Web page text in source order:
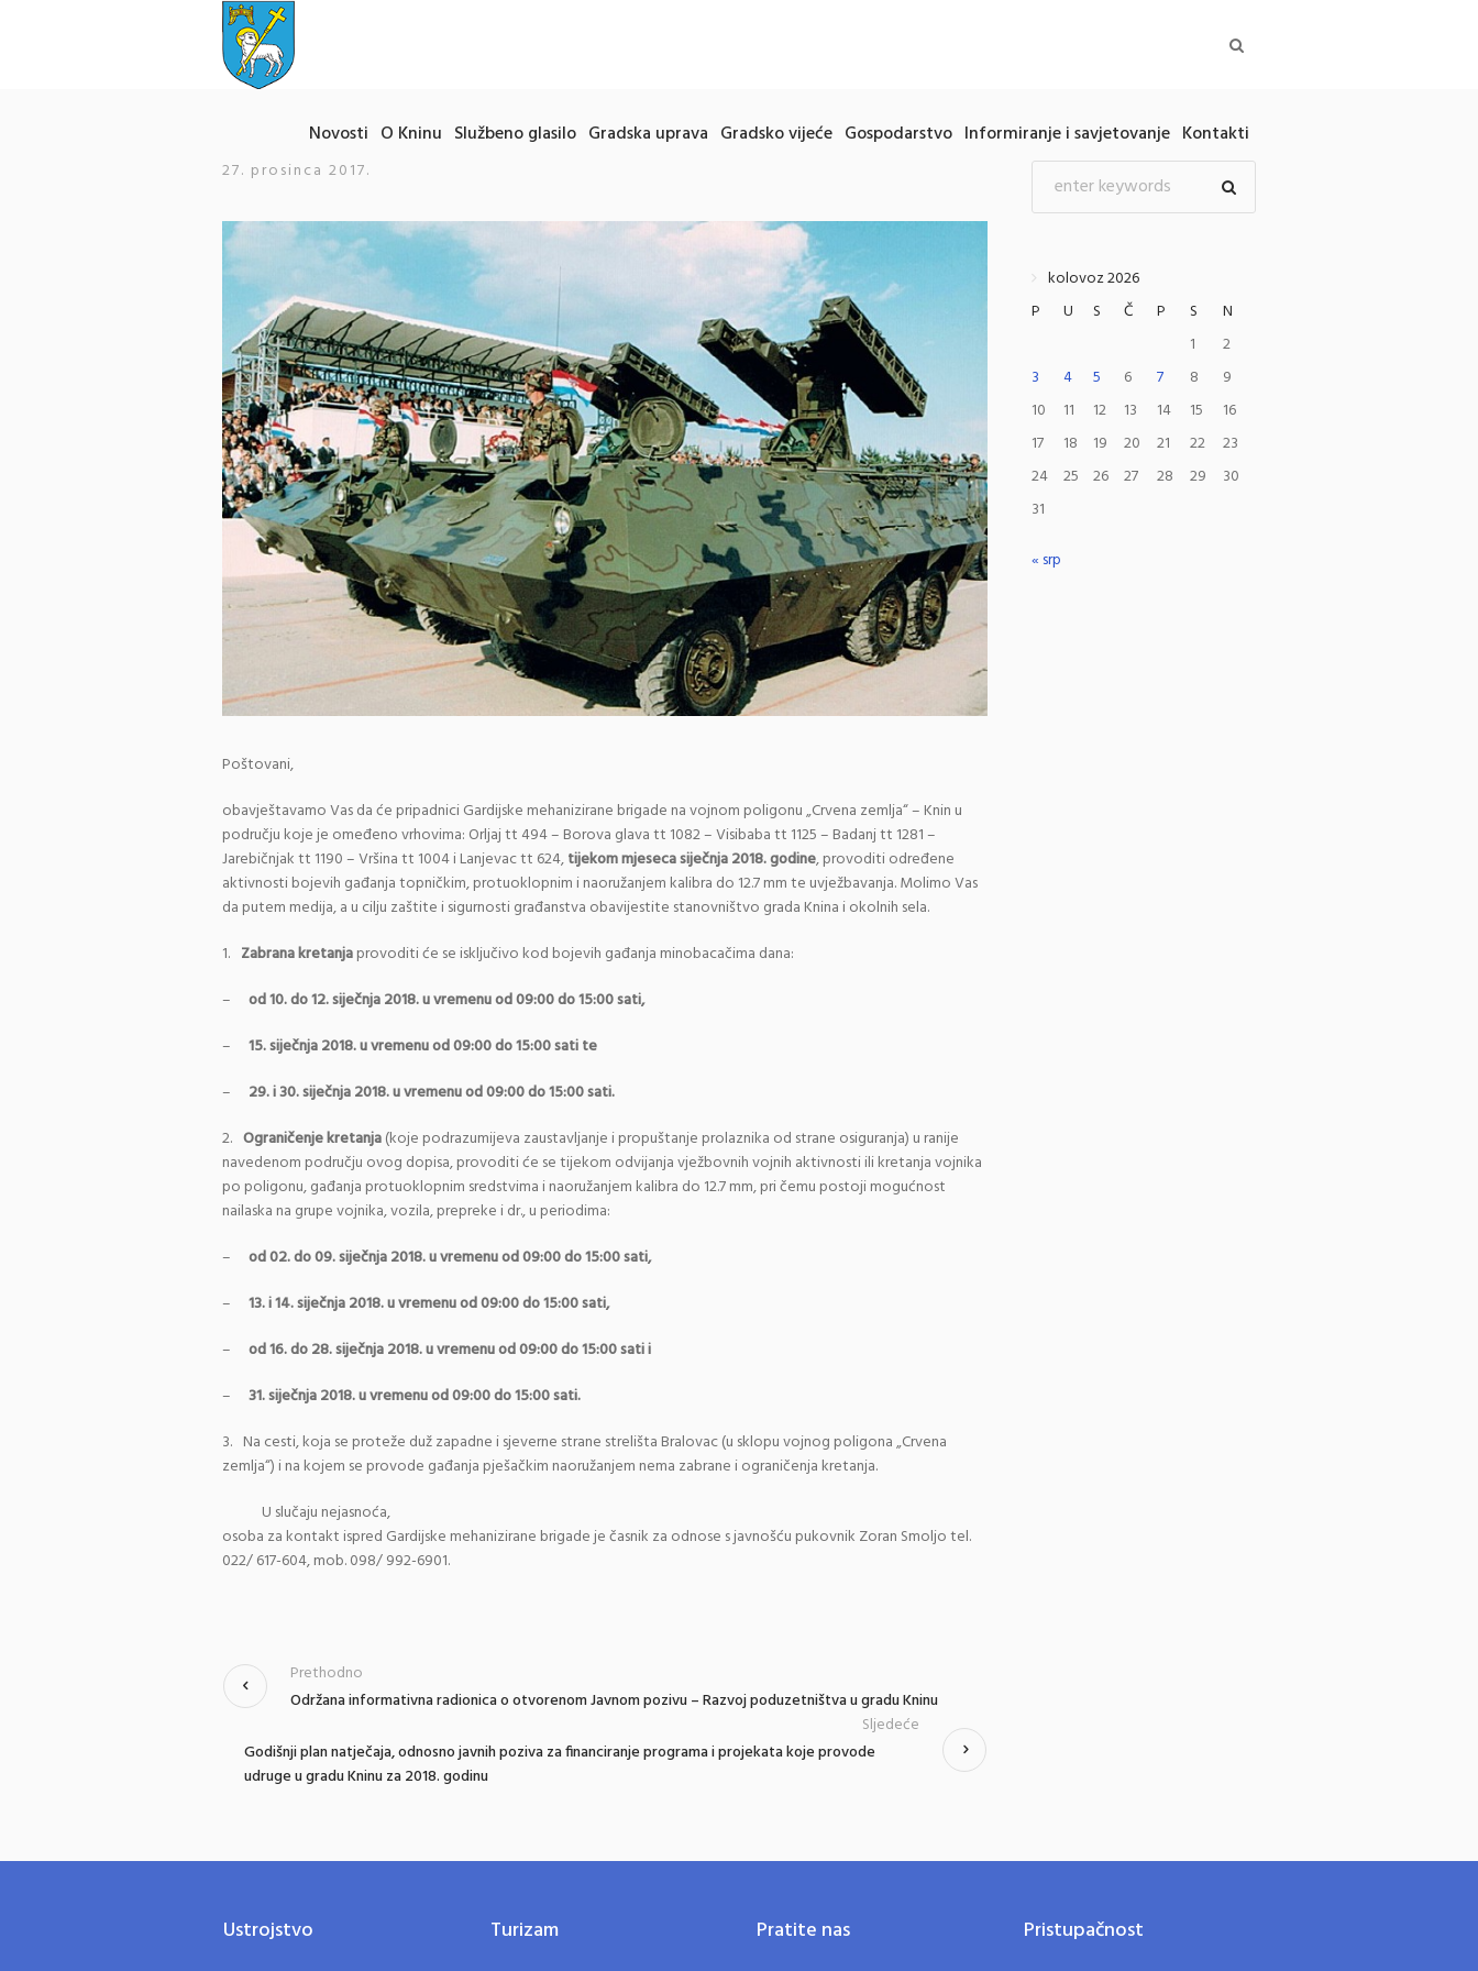
Novosti O Kninu Službeno glasilo Gradska uprava Gradsko vijeće Gospodarstvo Informiranje i savjetovanje Kontakti
27. prosinca 2017.
Poštovani,
obavještavamo Vas da će pripadnici Gardijske mehanizirane brigade na vojnom poligonu „Crvena zemlja“ – Knin u
području koje je omeđeno vrhovima: Orljaj tt 494 – Borova glava tt 1082 – Visibaba tt 1125 – Badanj tt 1281 –
Jarebičnjak tt 1190 – Vršina tt 1004 i Lanjevac tt 624,tijekom mjeseca siječnja 2018. godine, provoditi određene
aktivnosti bojevih gađanja topničkim, protuoklopnim i naoružanjem kalibra do 12.7 mm te uvježbavanja. Molimo Vas
da putem medija, a u cilju zaštite i sigurnosti građanstva obavijestite stanovništvo grada Knina i okolnih sela.
1. Zabrana kretanjaprovoditi će se isključivo kod bojevih gađanja minobacačima dana:
–
od 10. do 12. siječnja 2018. u vremenu od 09:00 do 15:00 sati,
–
15. siječnja 2018. u vremenu od 09:00 do 15:00 sati te
–
29. i 30. siječnja 2018. u vremenu od 09:00 do 15:00 sati.
2. Ograničenje kretanja(koje podrazumijeva zaustavljanje i propuštanje prolaznika od strane osiguranja) u ranije
navedenom području ovog dopisa, provoditi će se tijekom odvijanja vježbovnih vojnih aktivnosti ili kretanja vojnika
po poligonu, gađanja protuoklopnim sredstvima inaoružanjem kalibra do 12.7mm, pri čemu postoji mogućnost
nailaska na grupe vojnika, vozila, prepreke i dr., u periodima:
–
od 02. do 09. siječnja 2018. u vremenu od 09:00 do 15:00 sati,
–
13. i 14. siječnja 2018. u vremenu od 09:00 do 15:00 sati,
–
od 16. do 28. siječnja 2018. u vremenu od 09:00 do 15:00 sati i
–
31. siječnja 2018. u vremenu od 09:00 do 15:00 sati.
3. Na cesti, koja se proteže duž zapadne i sjeverne strane strelišta Bralovac (u sklopu vojnog poligona „Crvena
zemlja“) i na kojem se provode gađanja pješačkim naoružanjem nema zabrane i ograničenja kretanja.
U slučaju nejasnoća,
osoba za kontakt ispred Gardijske mehanizirane brigadeječasnik za odnose sjavnošću pukovnik Zoran Smoljotel.
022/ 617-604, mob. 098/ 992-6901.
Održana informativna radionica o otvorenom Javnom pozivu – Razvoj poduzetništva u gradu Kninu
Prethodno
Godišnji plan natječaja, odnosno javnih poziva za financiranje programa i projekata koje provode
udruge u gradu Kninu za 2018. godinu
Sljedeće
kolovoz 2026
P
U S Č P S
N
1
2
3
4 5 6 7 8
9
10
11 12 13 14 15
16
17
18 19 20 21 22
23
24
25 26 27 28 29
30
31
« srp
Ustrojstvo Turizam Pratite nas Pristupačnost